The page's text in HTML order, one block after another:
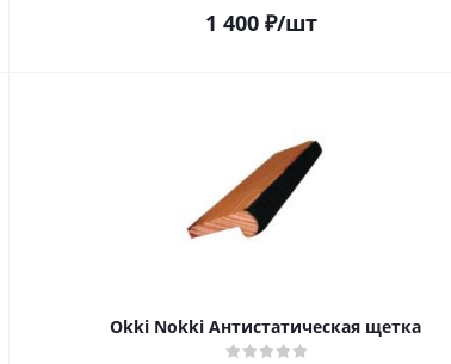
1 400₽/шт
Okki Nokki Антистатическая щетка